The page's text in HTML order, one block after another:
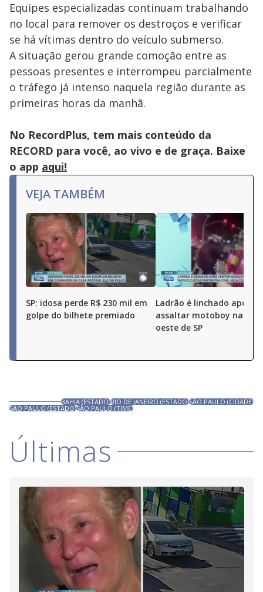
Equipes especializadas continuam trabalhando
no local para remover os destroços e verificar
se há vítimas dentro do veículo submerso.
A situação gerou grande comoção entre as
pessoas presentes e interrompeu parcialmente
o tráfego já intenso naquela região durante as
primeiras horas da manhã.
No RecordPlus, tem mais conteúdo da
RECORD para você, ao vivo e de graça. Baixe
o app aqui!
VEJA TAMBÉM
SP: idosa perde R$ 230 mil em
golpe do bilhete premiado
Ladrão é linchado após
assaltar motoboy na
oeste de SP
BAHIA (ESTADO)RIO DE JANEIRO (ESTADO)SÃO PAULO (CIDADE)
SÃO PAULO (ESTADO)SÃO PAULO (TIME)
Últimas